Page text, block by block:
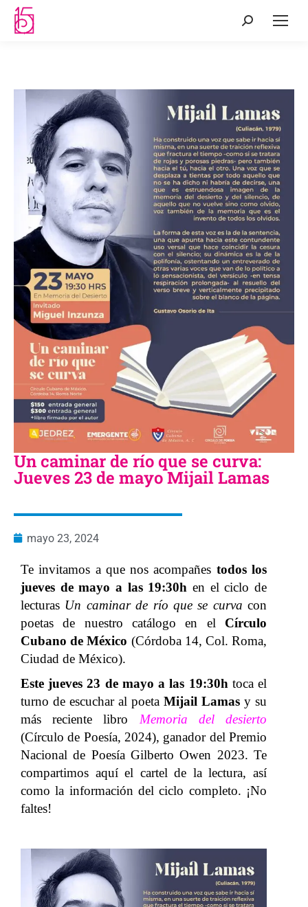
Un caminar de río que se curva:
Jueves 23 de mayo Mijail Lamas
mayo 23, 2024
Te invitamos a que nos acompañes todos los
jueves de mayo a las 19:30h en el ciclo de
lecturas Un caminar de río que se curva con
poetas de nuestro catálogo en el Círculo
Cubano de México (Córdoba 14, Col. Roma,
Ciudad de México).
Este jueves 23 de mayo a las 19:30h toca el
turno de escuchar al poeta Mijail Lamas y su
más reciente libro Memoria del desierto
(Círculo de Poesía, 2024), ganador del Premio
Nacional de Poesía Gilberto Owen 2023. Te
compartimos aquí el cartel de la lectura, así
como la información del ciclo completo. ¡No
faltes!